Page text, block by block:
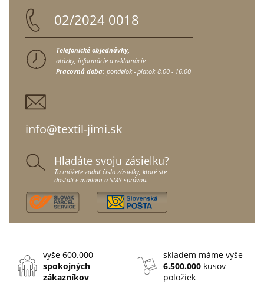
02/2024 0018
Telefonické objednávky,
otázky, informácie a reklamácie
Pracovná doba: pondelok - piatok 8.00 - 16.00
info@textil-jimi.sk
Hladáte svoju zásielku?
Tu môžete zadať číslo zásielky, ktoré ste
dostali e-mailom a SMS správou.
vyše 600.000
spokojných
zákazníkov
skladem máme vyše
6.500.000 kusov
položiek